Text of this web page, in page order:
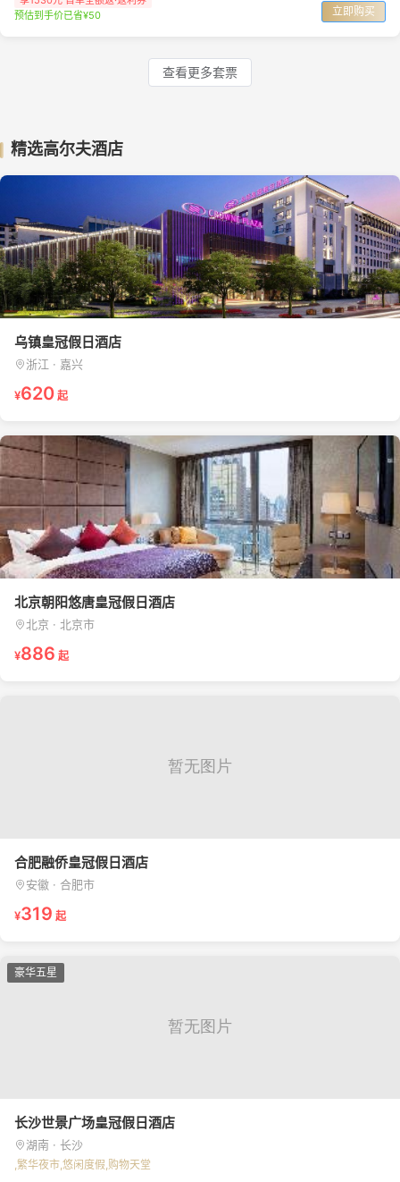
预估到手价已省¥50
立即购买
查看更多套票
精选高尔夫酒店
乌镇皇冠假日酒店
浙江 · 嘉兴
¥620 起
北京朝阳悠唐皇冠假日酒店
北京 · 北京市
¥886 起
合肥融侨皇冠假日酒店
安徽 · 合肥市
¥319 起
豪华五星
长沙世景广场皇冠假日酒店
湖南 · 长沙
,繁华夜市,悠闲度假,购物天堂